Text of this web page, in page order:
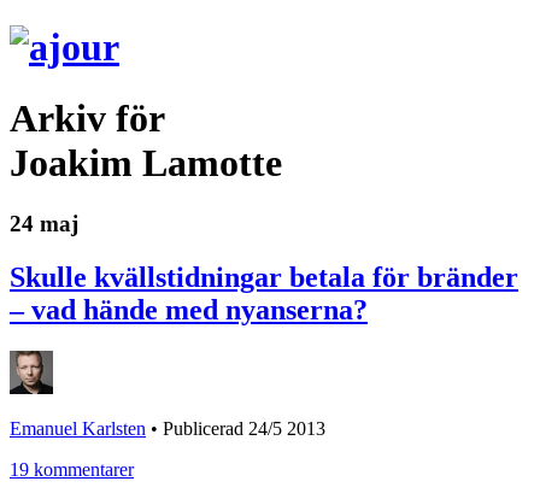
Arkiv för
Joakim Lamotte
24 maj
Skulle kvällstidningar betala för bränder
– vad hände med nyanserna?
Emanuel Karlsten • Publicerad 24/5 2013
19 kommentarer